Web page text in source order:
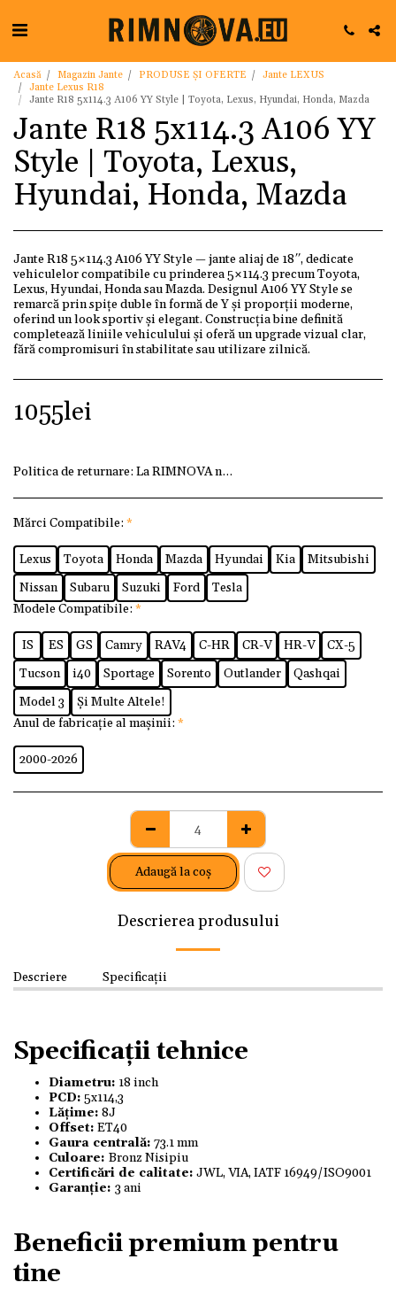
Acasă Magazin Jante PRODUSE ȘI OFERTE
Jante LEXUS
Jante Lexus R18
Jante R18 5x114.3 A106 YY Style | Toyota, Lexus, Hyundai, Honda, Mazda
Jante R18 5x114.3 A106 YY
Style | Toyota, Lexus,
Hyundai, Honda, Mazda
Jante R18 5×114.3 A106 YY Style — jante aliaj de 18″, dedicate
vehiculelor compatibile cu prinderea 5×114.3 precum Toyota,
Lexus, Hyundai, Honda sau Mazda. Designul A106 YY Style se
remarcă prin spițe duble în formă de Y și proporții moderne,
oferind un look sportiv și elegant. Construcția bine definită
completează liniile vehiculului și oferă un upgrade vizual clar,
fără compromisuri în stabilitate sau utilizare zilnică.
1055lei
Politica de returnare: La RIMNOVA ne dorim ca fiecare
Mărci Compatibile: *
Lexus Toyota Honda Mazda Hyundai Kia
Mitsubishi
Nissan
Subaru Suzuki Ford
Tesla
Modele Compatibile: *
IS ES GS Camry RAV4 C-HR CR-V HR-V
CX-5
Tucson
i40 Sportage Sorento Outlander
Qashqai
Model 3
Și Multe Altele!
Anul de fabricație al mașinii: *
2000-2026
Adaugă la coş
Descrierea produsului
Descriere Specificații
Specificații tehnice
Diametru: 18 inch
PCD: 5x114,3
Lățime: 8J
Offset: ET40
Gaura centrală: 73.1 mm
Culoare: Bronz Nisipiu
Certificări de calitate: JWL, VIA, IATF 16949/ISO9001
Garanție: 3 ani
Beneficii premium pentru
tine